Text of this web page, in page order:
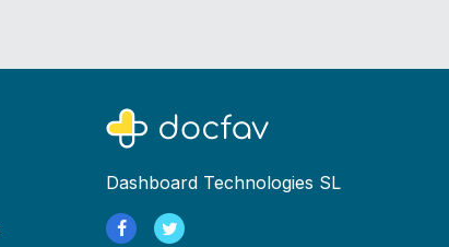
Dashboard Technologies SL